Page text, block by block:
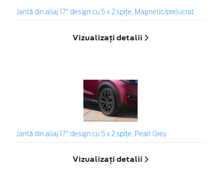
Jantă din aliaj 17" design cu 5 x 2 spițe, Magnetic/prelucrat
Vizualizați detalii
Jantă din aliaj 17" design cu 5 x 2 spiţe, Pearl Grey
Vizualizați detalii